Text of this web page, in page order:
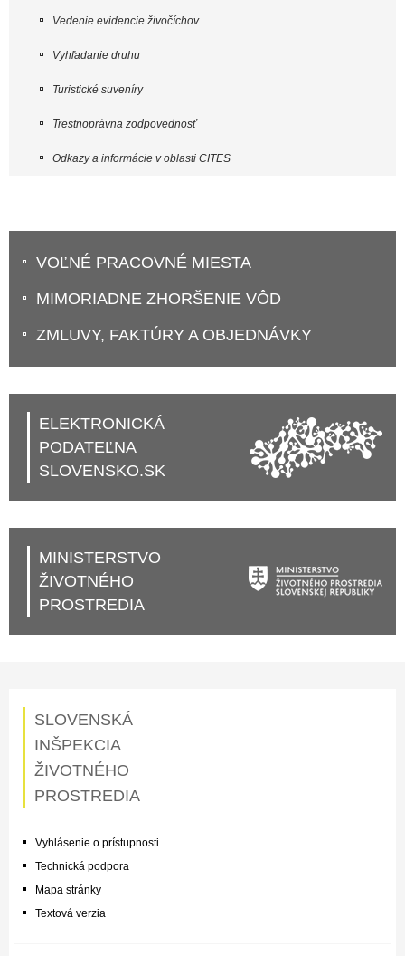
Vedenie evidencie živočíchov
Vyhľadanie druhu
Turistické suveníry
Trestnoprávna zodpovednosť
Odkazy a informácie v oblasti CITES
VOĽNÉ PRACOVNÉ MIESTA
MIMORIADNE ZHORŠENIE VÔD
ZMLUVY, FAKTÚRY A OBJEDNÁVKY
ELEKTRONICKÁ
PODATEĽNA
SLOVENSKO.SK
MINISTERSTVO
ŽIVOTNÉHO
PROSTREDIA
SLOVENSKÁ
INŠPEKCIA
ŽIVOTNÉHO
PROSTREDIA
Vyhlásenie o prístupnosti
Technická podpora
Mapa stránky
Textová verzia